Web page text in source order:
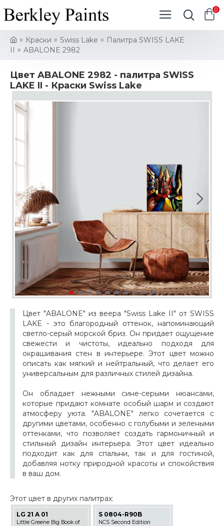
0
Краски Swiss Lake
Палитра SWISS LAKE
II
ABALONE 2982
Цвет ABALONE 2982 - палитра SWISS
LAKE II - Краски Swiss Lake
Цвет "ABALONE" из веера "Swiss Lake II" от SWISS
LAKE - это благородный оттенок, напоминающий
светло-серый морской бриз. Он придает ощущение
свежести и чистоты, идеально подходя для
окрашивания стен в интерьере. Этот цвет можно
описать как мягкий и нейтральный, что делает его
универсальным для различных стилей дизайна.
Он обладает нежными сине-серыми нюансами,
которые придают комнате особый шарм и создают
атмосферу уюта. "ABALONE" легко сочетается с
другими цветами, особенно с голубыми и зелеными
оттенками, что позволяет создать гармоничный и
стильный дизайн интерьера. Этот цвет идеально
подходит как для спальни, так и для гостиной,
добавляя нотку природной красоты и спокойствия
в ваш дом.
Этот цвет в других палитрах:
LG 21 A 01
Little Greene Big Book of
S 0804-R90B
NCS Second Edition